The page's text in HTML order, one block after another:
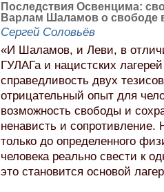
Последствия Освенцима:
Варлам Шаламов о свободе
Сергей Соловьёв
«И Шаламов, и Леви, в
ГУЛАГа и нацистских
справедливость двух
отрицательный опыт для
возможность свободы и
ненависть и сопротивление.
только до определенного
человека реально свести к
это становится основой